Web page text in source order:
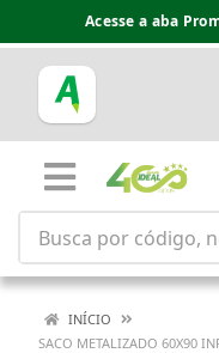
Acesse a aba
INÍCIO
SACO METALIZADO 60X90